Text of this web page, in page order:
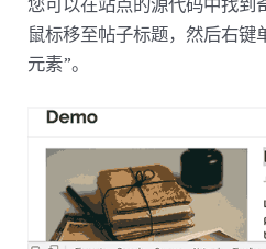
您可以在站点的源代码中找到
鼠标移至帖子标题，然后右键
元素”。